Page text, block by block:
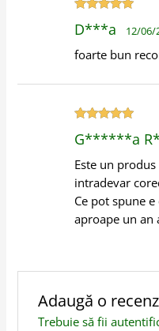
din 5
D***a 12/06/
foarte bun
din 5
G******a
Este un
intradevar
Ce pot spune
aproape un an
Adaugă o
Trebuie să fii